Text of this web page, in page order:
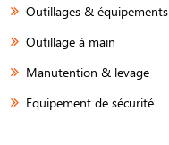
Outillages & équipements
Outillage à main
Manutention & levage
Equipement de sécurité